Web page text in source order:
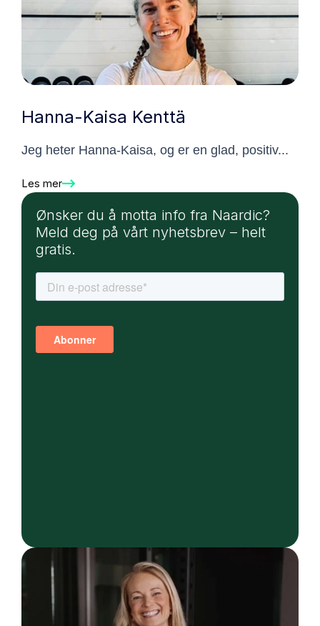
Hanna-Kaisa Kenttä
Jeg heter Hanna-Kaisa, og er en glad, positiv...
Les mer
Ønsker du å motta info fra Naardic?
Meld deg på vårt nyhetsbrev – helt
gratis.